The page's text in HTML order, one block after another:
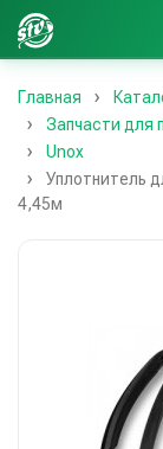
Главная
Запчасти для
Unox
Уплотнитель
4,45м